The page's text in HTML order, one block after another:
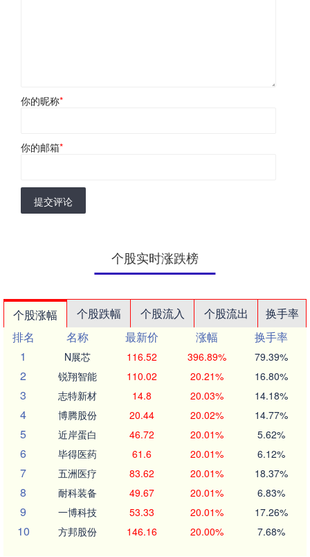
你的昵称*
你的邮箱*
提交评论
个股实时涨跌榜
个股涨幅 个股跌幅 个股流入 个股流出
换手率
排名
名称 最新价 涨幅
换手率
1
N展芯 116.52 396.89% 79.39%
2 锐翔智能 110.02 20.21% 16.80%
3 志特新材 14.8 20.03% 14.18%
4 博腾股份 20.44 20.02% 14.77%
5 近岸蛋白 46.72 20.01% 5.62%
6 毕得医药 61.6 20.01% 6.12%
7 五洲医疗 83.62 20.01% 18.37%
8 耐科装备 49.67 20.01% 6.83%
9 一博科技 53.33 20.01% 17.26%
10 方邦股份 146.16 20.00% 7.68%